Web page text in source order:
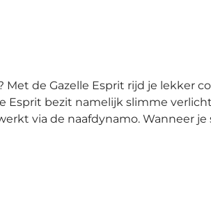
Esprit bezit namelijk slimme
via de naafdynamo. Wanneer
Handig voor wanneer je even
Deze Esprit beschikt over